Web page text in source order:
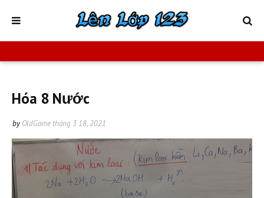
Hóa 8 Nước
by OldGame tháng 3 18, 2021